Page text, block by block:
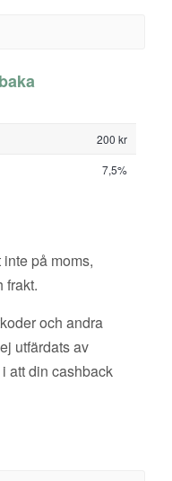
200 kr
7,5%
på moms,
frakt.
och andra
utfärdats av
att din cashback